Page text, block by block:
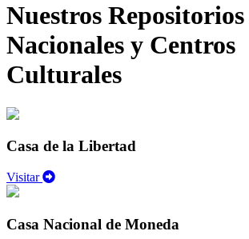
Nuestros Repositorios
Nacionales y Centros
Culturales
Casa de la Libertad
Visitar
Casa Nacional de Moneda